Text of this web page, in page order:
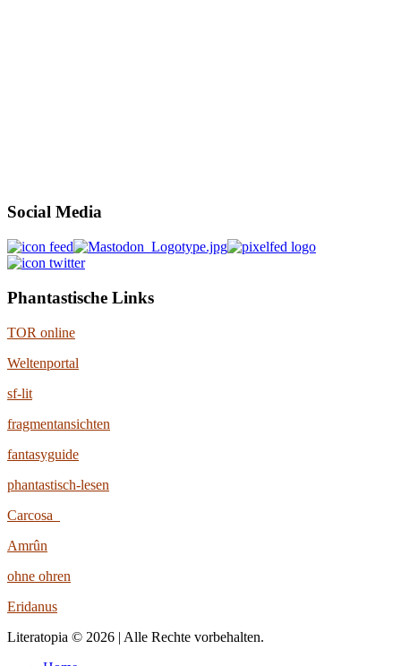
Social Media
Phantastische Links
TOR online
Weltenportal
sf-lit
fragmentansichten
fantasyguide
phantastisch-lesen
Carcosa
Amrûn
ohne ohren
Eridanus
Literatopia © 2026 | Alle Rechte vorbehalten.